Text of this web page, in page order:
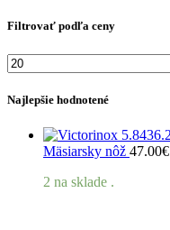
Filtrovať podľa ceny
Minimálna
cena
Najlepšie hodnotené
Mäsiarsky nôž 47.00€
2 na sklade .